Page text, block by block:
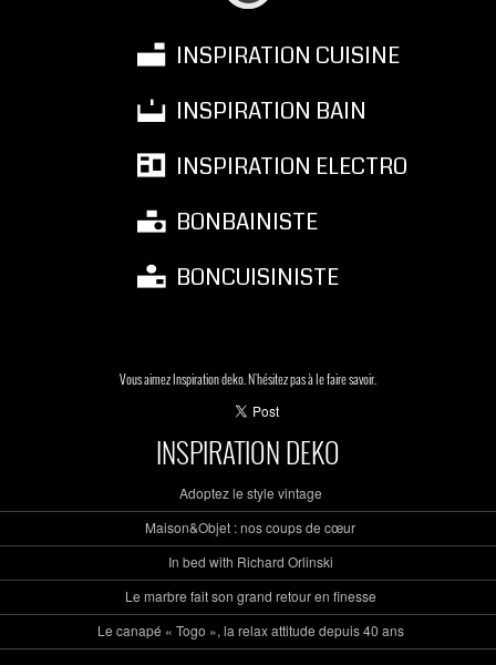
INSPIRATION CUISINE
INSPIRATION BAIN
INSPIRATION ELECTRO
BONBAINISTE
BONCUISINISTE
Vous aimez Inspiration deko. N'hésitez pas à le faire savoir.
INSPIRATION DEKO
Adoptez le style vintage
Maison&Objet : nos coups de cœur
In bed with Richard Orlinski
Le marbre fait son grand retour en finesse
Le canapé « Togo », la relax attitude depuis 40 ans